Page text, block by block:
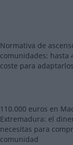
Normativa de
comunidades: hasta
coste para adaptarlos
110.000 euros en
Extremadura: el
necesitas para
comunidad